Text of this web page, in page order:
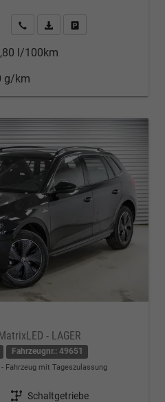
Kontakt & Angebot anfordern
PDF-Datei, Fahrzeugexposé
l/100km
g/km
- LAGER
Fahrzeugnr.: 49651
Fahrzeug mit Tageszulassung
Getriebe Schaltgetriebe